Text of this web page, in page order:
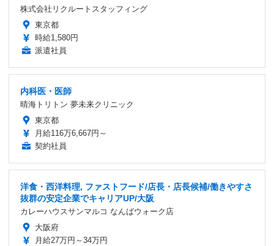
株式会社リクルートスタッフィング
東京都
時給1,580円
派遣社員
内科医・医師
晴海トリトン 夢未来クリニック
東京都
月給116万6,667円～
契約社員
洋食・西洋料理, ファストフード/店長・店長候補/働きやすさ
抜群の安定企業でキャリアUP/大阪
カレーハウスサンマルコ なんばウォーク店
大阪府
月給27万円～34万円